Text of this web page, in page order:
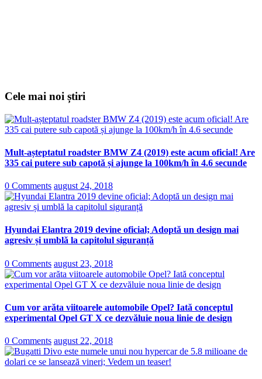
Cele mai noi știri
Mult-așteptatul roadster BMW Z4 (2019) este acum oficial! Are
335 cai putere sub capotă și ajunge la 100km/h în 4.6 secunde
0 Comments august 24, 2018
Hyundai Elantra 2019 devine oficial; Adoptă un design mai
agresiv și umblă la capitolul siguranță
0 Comments august 23, 2018
Cum vor arăta viitoarele automobile Opel? Iată conceptul
experimental Opel GT X ce dezvăluie noua linie de design
0 Comments august 22, 2018